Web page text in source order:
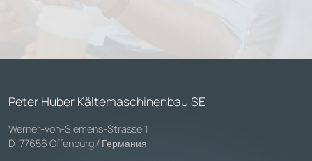
Peter Huber Kältemaschinenbau SE
Werner-von-Siemens-Strasse 1
D-77656 Offenburg / Германия